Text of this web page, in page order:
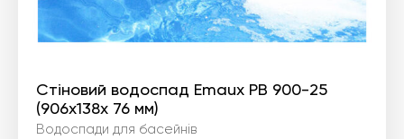
Стіновий водоспад Emaux PB 900-25
(906х138х 76 мм)
Водоспади для басейнів